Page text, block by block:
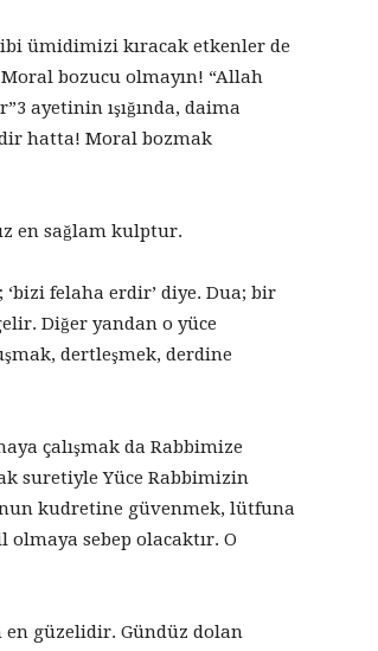
ümidimizi kıracak etkenler de
bozucu olmayın! “Allah
ayetinin ışığında, daima
hatta! Moral bozmak
en sağlam kulptur.
felaha erdir’ diye. Dua; bir
Diğer yandan o yüce
dertleşmek, derdine
çalışmak da Rabbimize
suretiyle Yüce Rabbimizin
kudretine güvenmek, lütfuna
sebep olacaktır. O
en güzelidir. Gündüz dolan